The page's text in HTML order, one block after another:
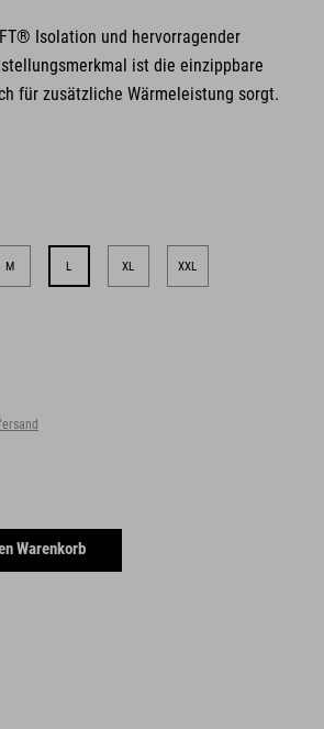
Isolation und hervorragender
ist die einzippbare
für zusätzliche Wärmeleistung sorgt.
M L XL XXL
Warenkorb